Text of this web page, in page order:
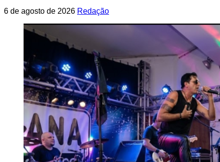
6 de agosto de 2026 Redação